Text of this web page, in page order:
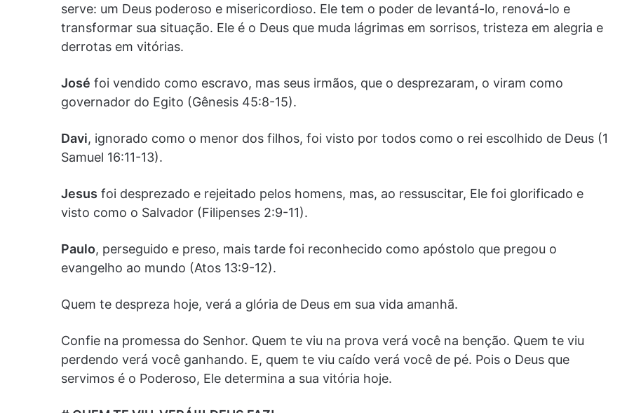
serve: um Deus poderoso e misericordioso. Ele tem o poder de levantá-lo, renová-lo e
transformar sua situação. Ele é o Deus que muda lágrimas em sorrisos, tristeza em alegria e
derrotas em vitórias.
José foi vendido como escravo, mas seus irmãos, que o desprezaram, o viram como
governador do Egito (Gênesis 45:8-15).
Davi, ignorado como o menor dos filhos, foi visto por todos como o rei escolhido de Deus (1
Samuel 16:11-13).
Jesus foi desprezado e rejeitado pelos homens, mas, ao ressuscitar, Ele foi glorificado e
visto como o Salvador (Filipenses 2:9-11).
Paulo, perseguido e preso, mais tarde foi reconhecido como apóstolo que pregou o
evangelho ao mundo (Atos 13:9-12).
Quem te despreza hoje, verá a glória de Deus em sua vida amanhã.
Confie na promessa do Senhor. Quem te viu na prova verá você na benção. Quem te viu
perdendo verá você ganhando. E, quem te viu caído verá você de pé. Pois o Deus que
servimos é o Poderoso, Ele determina a sua vitória hoje.